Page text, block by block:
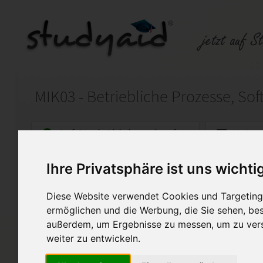
Ihre Privatsphäre ist uns
Diese Website verwendet Cookies und
ermöglichen und die Werbung, die Sie sehen,
außerdem, um Ergebnisse zu messen, um zu
weiter zu entwickeln.
Auf StudyAid.de verkaufen
Startseite Wirtschaft
Betriebswirtschaftliches
Hier biete ich die ausführliche
MIK03 für den geprüften